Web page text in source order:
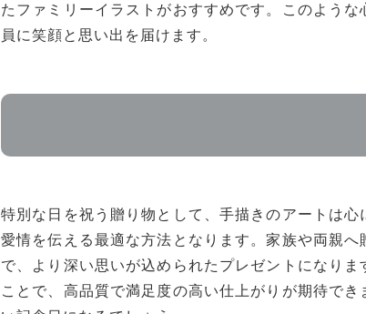
たファミリーイラストがおすすめです。このよう
員に笑顔と思い出を届けます。
特別な日を祝う贈り物として、手描きのアートは
愛情を伝える最適な方法となります。家族や両親
で、より深い思いが込められたプレゼントになり
ことで、高品質で満足度の高い仕上がりが期待で